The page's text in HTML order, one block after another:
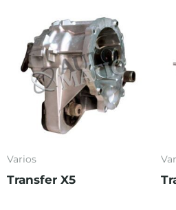
Varios
Transfer X5